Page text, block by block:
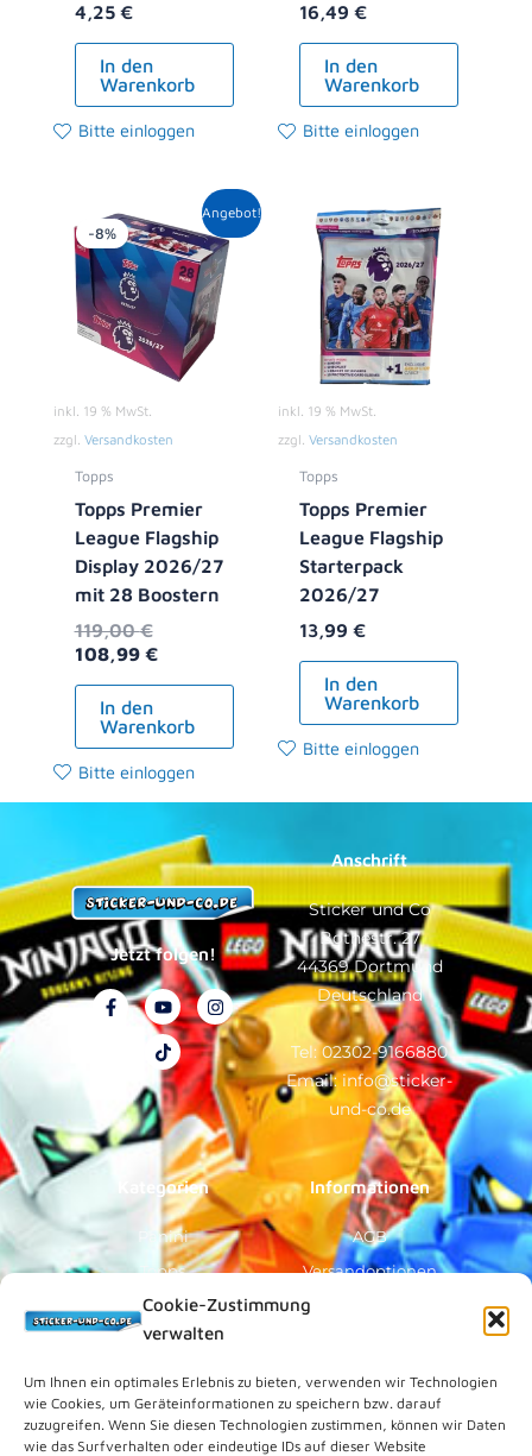
Cookie-Zustimmung
verwalten
Um Ihnen ein optimales Erlebnis zu bieten, verwenden wir Technologien
wie Cookies, um Geräteinformationen zu speichern bzw. darauf
zuzugreifen. Wenn Sie diesen Technologien zustimmen, können wir Daten
wie das Surfverhalten oder eindeutige IDs auf dieser Website
4,25 €
In den
Warenkorb
Bitte einloggen
16,49 €
In den
Warenkorb
Bitte einloggen
Angebot!
-8%
inkl. 19 % MwSt.
zzgl. Versandkosten
Topps
Topps Premier
League Flagship
Display 2026/27
mit 28 Boostern
119,00€
Ursprünglicher
Preis
war:
119,00 €
108,99 €
Aktueller
Preis
ist:
108,99 €.
In den
Warenkorb
Bitte einloggen
inkl. 19 % MwSt.
zzgl. Versandkosten
Topps
Topps Premier
League Flagship
Starterpack
2026/27
13,99 €
In den
Warenkorb
Bitte einloggen
Jetzt folgen!
F
a
k
-
f
Y
o
u
t
u
b
e
I
n
s
t
a
g
r
a
m
T
i
k
t
o
k
Anschrift
Sticker und Co
Bothestr. 27
44369 Dortmund
Deutschland
Tel: 02302-9166880
Email: info@sticker-
und-co.de
Kategorien
Panini
Topps
Blue Ocean
Sammelfiguren
Vorverkauf
Informationen
AGB
Versandoptionen
Zahlungsoptionen
Über Uns
Rechtliches